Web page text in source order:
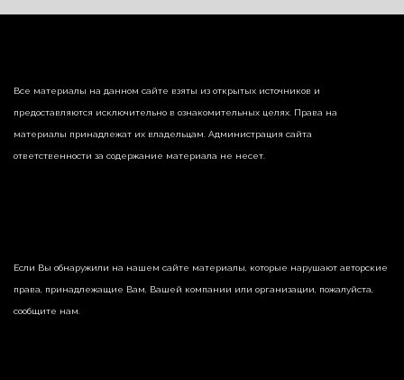
Все материалы на данном сайте взяты из открытых источников и
предоставляются исключительно в ознакомительных целях. Права на
материалы принадлежат их владельцам. Администрация сайта
ответственности за содержание материала не несет.
Если Вы обнаружили на нашем сайте материалы, которые нарушают авторские
права, принадлежащие Вам, Вашей компании или организации, пожалуйста,
сообщите нам.